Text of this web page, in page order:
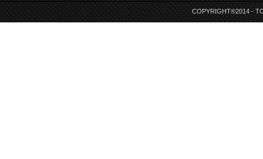
COPYRIGHT®2014 -